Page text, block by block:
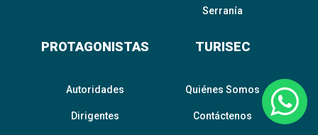
Serranía
PROTAGONISTAS
Autoridades
Dirigentes
TURISEC
Quiénes Somos
Contáctenos